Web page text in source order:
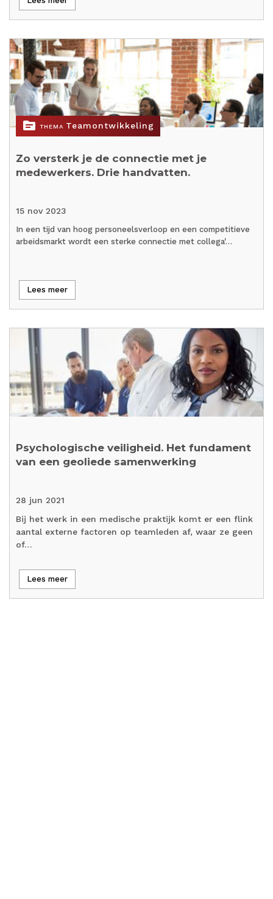
topic THEMA Teamontwikkeling
Zo versterk je de connectie met je
medewerkers. Drie handvatten.
15 nov 2023
In een tijd van hoog personeelsverloop en een competitieve
arbeidsmarkt wordt een sterke connectie met collega'…
Lees meer
Psychologische veiligheid. Het fundament
van een geoliede samenwerking
28 jun 2021
Bij het werk in een medische praktijk komt er een flink
aantal externe factoren op teamleden af, waar ze geen
of…
Lees meer